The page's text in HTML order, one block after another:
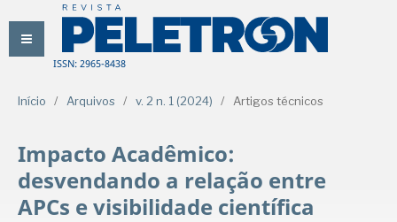
ISSN: 2965-8438
Início / Arquivos / v. 2 n. 1 (2024) / Artigos técnicos
Impacto Acadêmico:
desvendando a relação entre
APCs e visibilidade científica